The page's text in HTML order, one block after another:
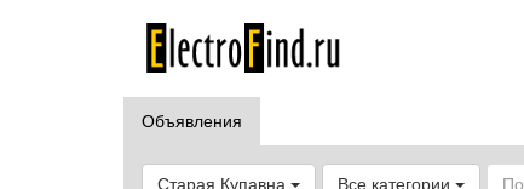
Объявления
Старая Купавна Все категории